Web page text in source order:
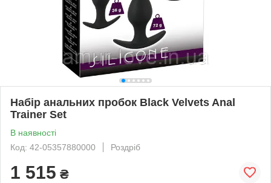
Набір анальних пробок Black Velvets Anal
Trainer Set
В наявності
Код: 42-05357880000
Роздріб
1 515 ₴